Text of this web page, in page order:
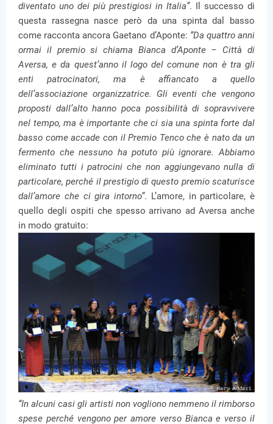
diventato uno dei più prestigiosi in Italia”. Il successo di
questa rassegna nasce però da una spinta dal basso
come racconta ancora Gaetano d’Aponte: “Da quattro anni
ormai il premio si chiama Bianca d’Aponte – Città di
Aversa, e da quest’anno il logo del comune non è tra gli
enti patrocinatori, ma è affiancato a quello
dell’associazione organizzatrice. Gli eventi che vengono
proposti dall’alto hanno poca possibilità di sopravvivere
nel tempo, ma è importante che ci sia una spinta forte dal
basso come accade con il Premio Tenco che è nato da un
fermento che nessuno ha potuto più ignorare. Abbiamo
eliminato tutti i patrocini che non aggiungevano nulla di
particolare, perché il prestigio di questo premio scaturisce
dall’amore che ci gira intorno”. L’amore, in particolare, è
quello degli ospiti che spesso arrivano ad Aversa anche
in modo gratuito:
“In alcuni casi gli artisti non vogliono nemmeno il rimborso
spese perché vengono per amore verso Bianca e verso il